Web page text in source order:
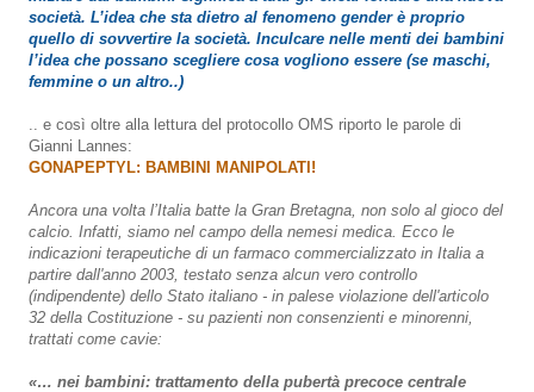
società. L’idea che sta dietro al fenomeno gender è proprio
quello di sovvertire la società. Inculcare nelle menti dei bambini
l’idea che possano scegliere cosa vogliono essere (se maschi,
femmine o un altro..)
.. e così oltre alla lettura del protocollo OMS riporto le parole di
Gianni Lannes:
GONAPEPTYL: BAMBINI MANIPOLATI!
Ancora una volta l’Italia batte la Gran Bretagna, non solo al gioco del
calcio. Infatti, siamo nel campo della nemesi medica. Ecco le
indicazioni terapeutiche di un farmaco commercializzato in Italia a
partire dall'anno 2003, testato senza alcun vero controllo
(indipendente) dello Stato italiano - in palese violazione dell'articolo
32 della Costituzione - su pazienti non consenzienti e minorenni,
trattati come cavie:
«… nei bambini: trattamento della pubertà precoce centrale